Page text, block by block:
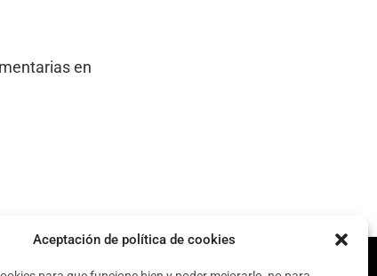
Aceptación de política de cookies
en